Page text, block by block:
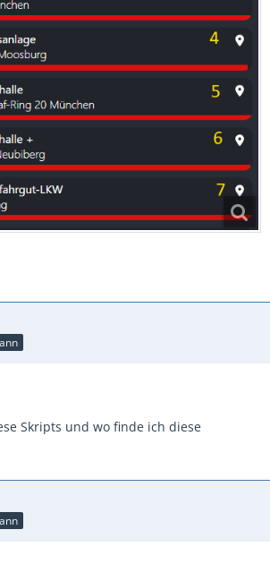
Skripts und wo finde ich diese